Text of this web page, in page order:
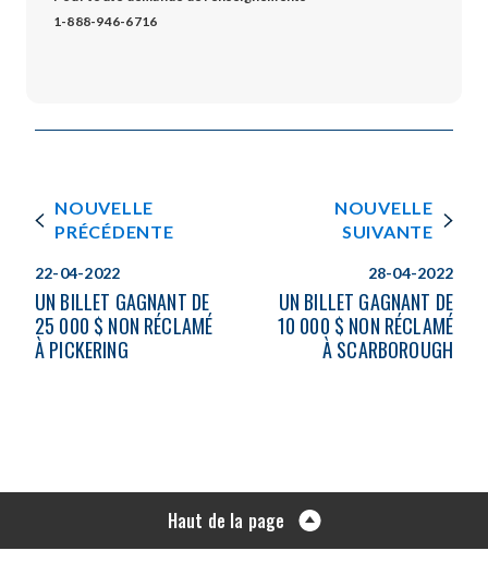
1-888-946-6716
NOUVELLE
PRÉCÉDENTE
22-04-2022
UN BILLET GAGNANT DE
25 000 $ NON RÉCLAMÉ
À PICKERING
NOUVELLE
SUIVANTE
28-04-2022
UN BILLET GAGNANT DE
10 000 $ NON RÉCLAMÉ
À SCARBOROUGH
Haut de la page